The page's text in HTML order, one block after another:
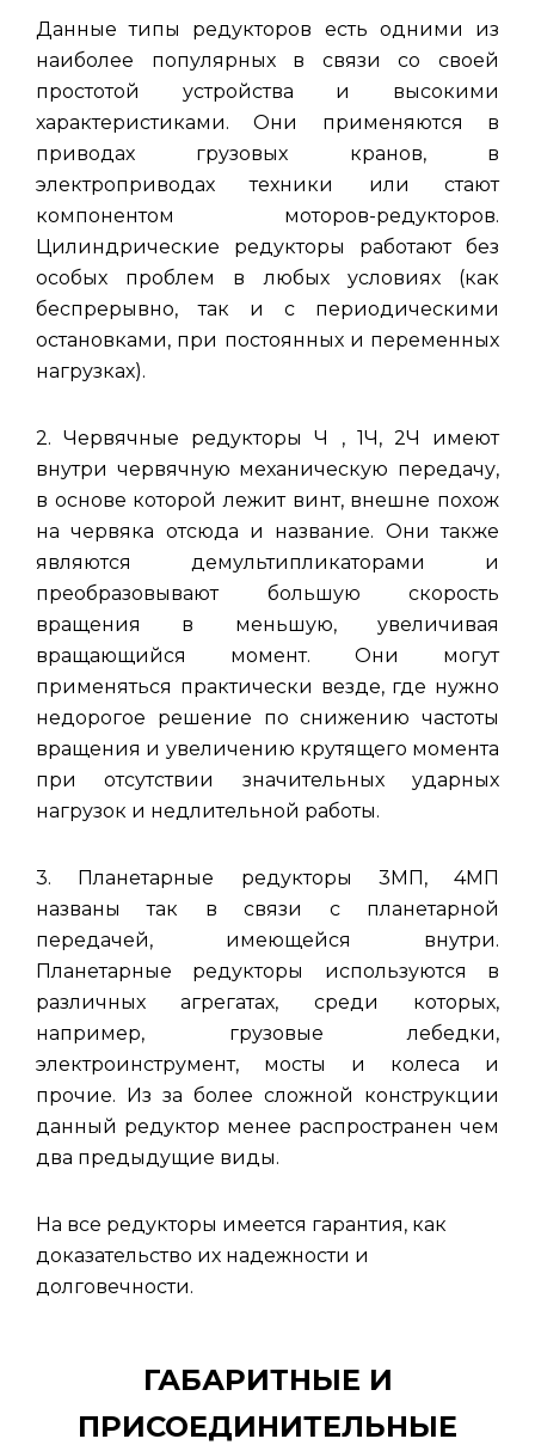
Данные типы редукторов есть одними из
наиболее популярных в связи со своей
простотой устройства и высокими
характеристиками. Они применяются в
приводах грузовых кранов, в
электроприводах техники или стают
компонентом моторов-редукторов.
Цилиндрические редукторы работают без
особых проблем в любых условиях (как
беспрерывно, так и с периодическими
остановками, при постоянных и переменных
нагрузках).
2. Червячные редукторы Ч , 1Ч, 2Ч имеют
внутри червячную механическую передачу,
в основе которой лежит винт, внешне похож
на червяка отсюда и название. Они также
являются демультипликаторами и
преобразовывают большую скорость
вращения в меньшую, увеличивая
вращающийся момент. Они могут
применяться практически везде, где нужно
недорогое решение по снижению частоты
вращения и увеличению крутящего момента
при отсутствии значительных ударных
нагрузок и недлительной работы.
3. Планетарные редукторы 3МП, 4МП
названы так в связи с планетарной
передачей, имеющейся внутри.
Планетарные редукторы используются в
различных агрегатах, среди которых,
например, грузовые лебедки,
электроинструмент, мосты и колеса и
прочие. Из за более сложной конструкции
данный редуктор менее распространен чем
два предыдущие виды.
На все редукторы имеется гарантия, как
доказательство их надежности и
долговечности.
ГАБАРИТНЫЕ И
ПРИСОЕДИНИТЕЛЬНЫЕ